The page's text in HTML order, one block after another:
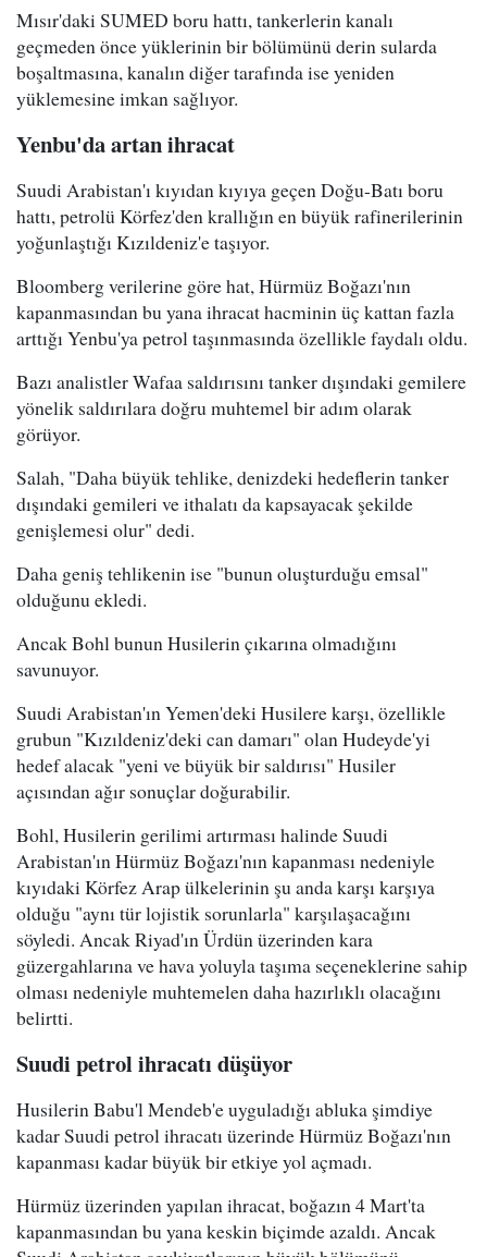
Mısır'daki SUMED boru hattı, tankerlerin kanalı
geçmeden önce yüklerinin bir bölümünü derin sularda
boşaltmasına, kanalın diğer tarafında ise yeniden
yüklemesine imkan sağlıyor.
Yenbu'da artan ihracat
Suudi Arabistan'ı kıyıdan kıyıya geçen Doğu-Batı boru
hattı, petrolü Körfez'den krallığın en büyük rafinerilerinin
yoğunlaştığı Kızıldeniz'e taşıyor.
Bloomberg verilerine göre hat, Hürmüz Boğazı'nın
kapanmasından bu yana ihracat hacminin üç kattan fazla
arttığı Yenbu'ya petrol taşınmasında özellikle faydalı oldu.
Bazı analistler Wafaa saldırısını tanker dışındaki gemilere
yönelik saldırılara doğru muhtemel bir adım olarak
görüyor.
Salah, "Daha büyük tehlike, denizdeki hedeflerin tanker
dışındaki gemileri ve ithalatı da kapsayacak şekilde
genişlemesi olur" dedi.
Daha geniş tehlikenin ise "bunun oluşturduğu emsal"
olduğunu ekledi.
Ancak Bohl bunun Husilerin çıkarına olmadığını
savunuyor.
Suudi Arabistan'ın Yemen'deki Husilere karşı, özellikle
grubun "Kızıldeniz'deki can damarı" olan Hudeyde'yi
hedef alacak "yeni ve büyük bir saldırısı" Husiler
açısından ağır sonuçlar doğurabilir.
Bohl, Husilerin gerilimi artırması halinde Suudi
Arabistan'ın Hürmüz Boğazı'nın kapanması nedeniyle
kıyıdaki Körfez Arap ülkelerinin şu anda karşı karşıya
olduğu "aynı tür lojistik sorunlarla" karşılaşacağını
söyledi. Ancak Riyad'ın Ürdün üzerinden kara
güzergahlarına ve hava yoluyla taşıma seçeneklerine sahip
olması nedeniyle muhtemelen daha hazırlıklı olacağını
belirtti.
Suudi petrol ihracatı düşüyor
Husilerin Babu'l Mendeb'e uyguladığı abluka şimdiye
kadar Suudi petrol ihracatı üzerinde Hürmüz Boğazı'nın
kapanması kadar büyük bir etkiye yol açmadı.
Hürmüz üzerinden yapılan ihracat, boğazın 4 Mart'ta
kapanmasından bu yana keskin biçimde azaldı. Ancak